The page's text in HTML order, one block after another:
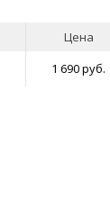
Цена
1 690 руб.